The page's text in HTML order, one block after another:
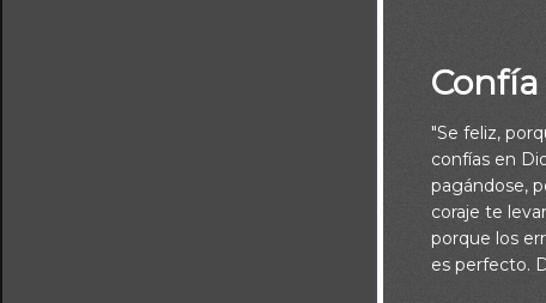
Confía
"Se feliz,
confías en
pagándose,
coraje te
porque los
es perfecto.